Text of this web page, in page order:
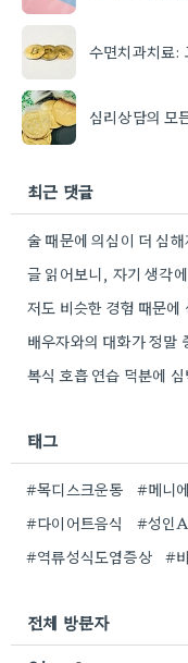
수면치과치료:
심리상담의 모
최근 댓글
태그
#목디스크운동 #메니
#다이어트음식
#성인
#역류성식도염증상
#
전체 방문자